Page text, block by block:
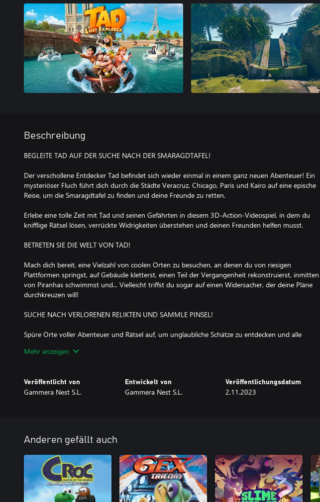
Beschreibung
BEGLEITE TAD AUF DER SUCHE NACH DER SMARAGDTAFEL!
Der verschollene Entdecker Tad befindet sich wieder einmal in einem ganz neuen Abenteuer! Ein
mysteriöser Fluch führt dich durch die Städte Veracruz, Chicago, Paris und Kairo auf eine epische
Reise, um die Smaragdtafel zu finden und deine Freunde zu retten.
Erlebe eine tolle Zeit mit Tad und seinen Gefährten in diesem 3D-Action-Videospiel, in dem du
knifflige Rätsel lösen, verrückte Widrigkeiten überstehen und deinen Freunden helfen musst.
BETRETEN SIE DIE WELT VON TAD!
Mach dich bereit, eine Vielzahl von coolen Orten zu besuchen, an denen du von riesigen
Plattformen springst, auf Gebäude kletterst, einen Teil der Vergangenheit rekonstruierst, inmitten
von Piranhas schwimmst und... Vielleicht triffst du sogar auf einen Widersacher, der deine Pläne
durchkreuzen will!
SUCHE NACH VERLORENEN RELIKTEN UND SAMMLE PINSEL!
Spüre Orte voller Abenteuer und Rätsel auf, um unglaubliche Schätze zu entdecken und alle
Verfolge die Abenteuer von Tad Stones, Sara Lavrof, Jeff und Belzoni in den lustigen Comics, die du
im Spiel findest.
Mehr anzeigen
Veröffentlicht von
Gammera Nest S.L.
Entwickelt von
Gammera Nest S.L.
Veröffentlichungsdatum
2.11.2023
Anderen gefällt auch